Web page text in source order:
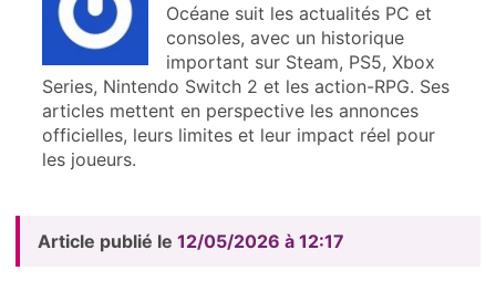
Océane suit les actualités PC et
consoles, avec un historique
important sur Steam, PS5, Xbox
Series, Nintendo Switch 2 et les action-RPG. Ses
articles mettent en perspective les annonces
officielles, leurs limites et leur impact réel pour
les joueurs.
Article publié le 12/05/2026 à 12:17